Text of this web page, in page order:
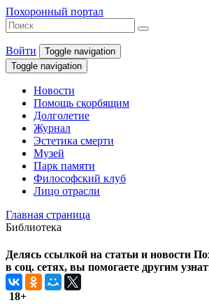
Похоронный портал
Войти
Toggle navigation
Toggle navigation
Новости
Помощь скорбящим
Долголетие
Журнал
Эстетика смерти
Музей
Парк памяти
Философский клуб
Лицо отрасли
Главная страница
Библиотека
Делясь ссылкой на статьи и новости
в соц. сетях, вы помогаете другим
18+